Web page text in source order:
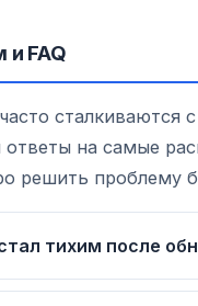
FAQ
сталкиваются
на самые
решить проблему
тихим после